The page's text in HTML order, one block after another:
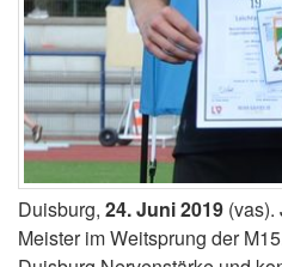
Duisburg, 24. Juni 2019
Meister im Weitsprung der